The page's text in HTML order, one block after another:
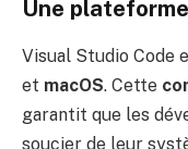
Une
Visual Studio Code
et macOS. Cette
garantit que les
soucier de leur